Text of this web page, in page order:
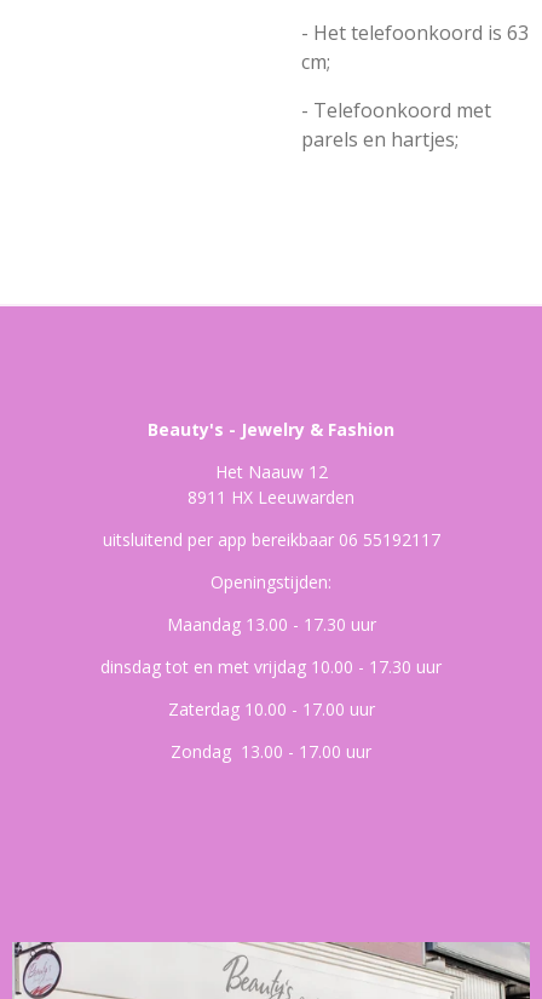
- Het telefoonkoord is 63
cm;
- Telefoonkoord met
parels en hartjes;
Beauty's - Jewelry & Fashion
Het Naauw 12
8911 HX Leeuwarden
uitsluitend per app bereikbaar 06 55192117
Openingstijden:
Maandag 13.00 - 17.30 uur
dinsdag tot en met vrijdag 10.00 - 17.30 uur
Zaterdag 10.00 - 17.00 uur
Zondag 13.00 - 17.00 uur